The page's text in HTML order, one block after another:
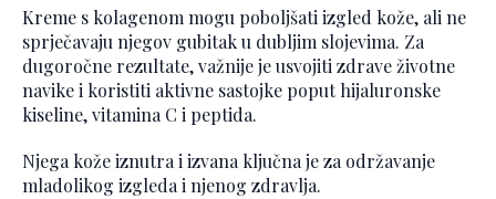
Kreme s kolagenom mogu poboljšati izgled kože, ali ne
sprječavaju njegov gubitak u dubljim slojevima. Za
dugoročne rezultate, važnije je usvojiti zdrave životne
navike i koristiti aktivne sastojke poput hijaluronske
kiseline, vitamina C i peptida.
Njega kože iznutra i izvana ključna je za održavanje
mladolikog izgleda i njenog zdravlja.